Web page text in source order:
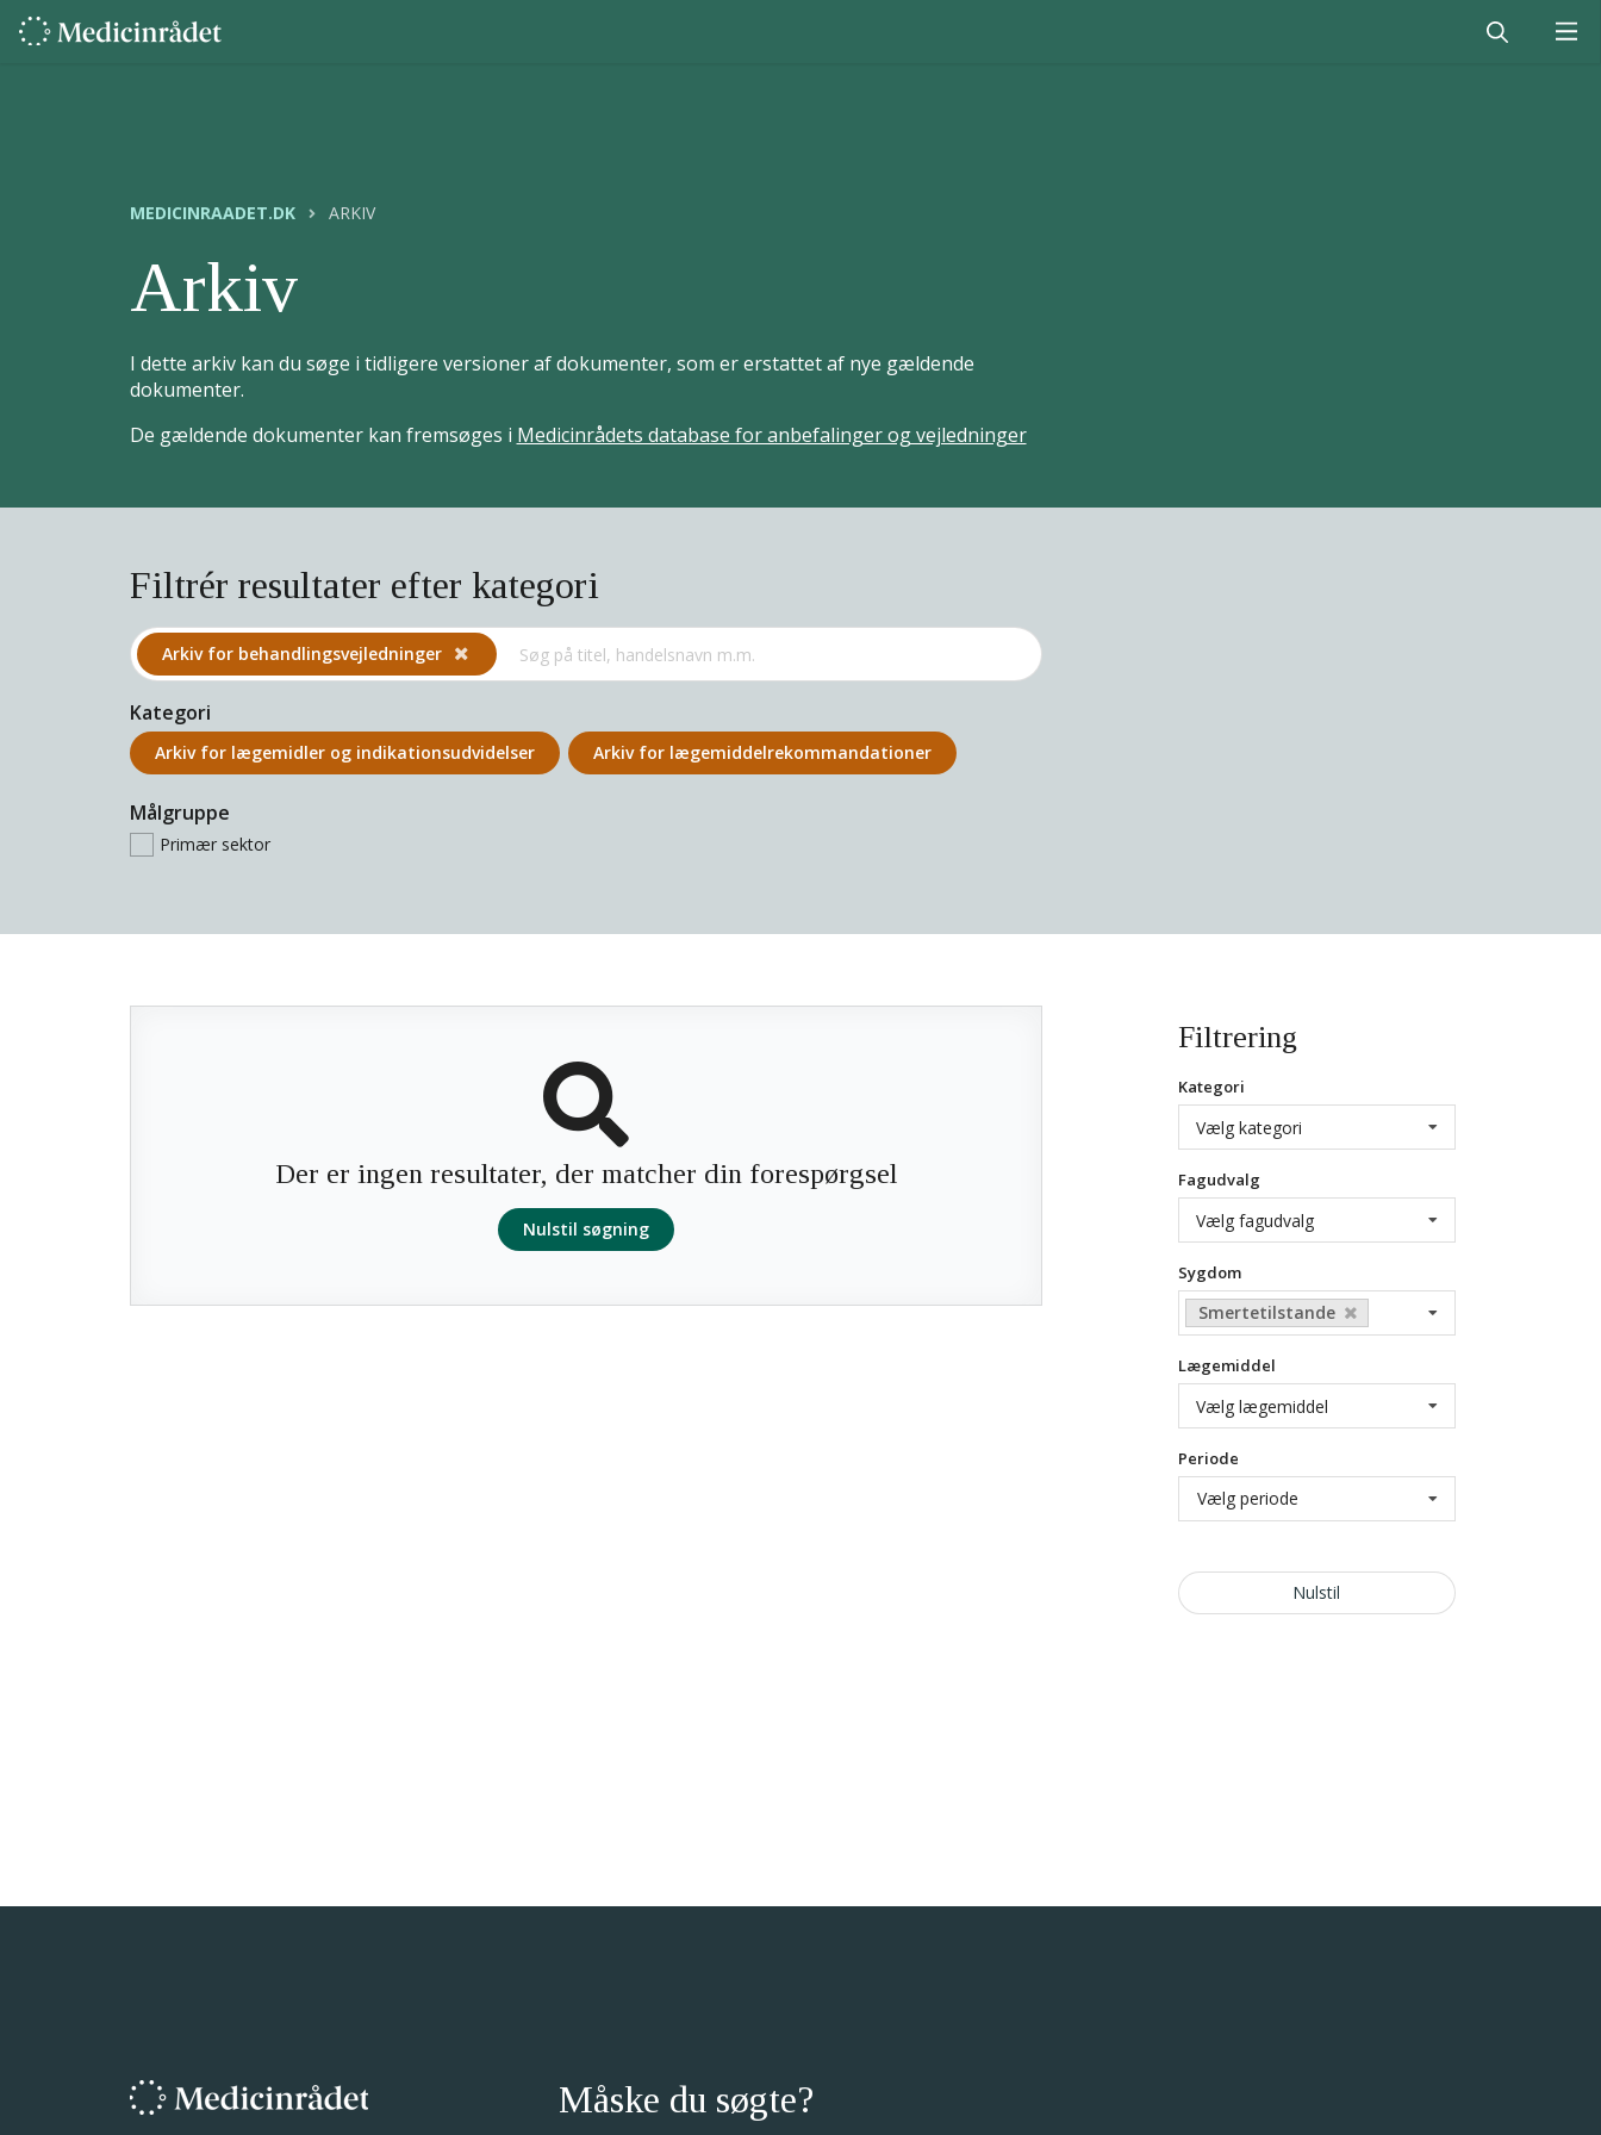
MEDICINRAADET.DK ARKIV
Arkiv
I dette arkiv kan du søge i tidligere versioner af dokumenter, som er erstattet af nye gældende
dokumenter.
De gældende dokumenter kan fremsøges i Medicinrådets database for anbefalinger og vejledninger
Filtrér resultater efter kategori
Arkiv for behandlings­vejledninger
Kategori
Arkiv for lægemidler og indikations­udvidelser Arkiv for lægemiddel­rekommandationer
Målgruppe
Primær sektor
Der er ingen resultater, der matcher din forespørgsel
Nulstil søgning
Filtrering
Kategori
Vælg kategori
Fagudvalg
Vælg fagudvalg
Sygdom
Smertetilstande
Lægemiddel
Vælg lægemiddel
Periode
Vælg periode
Nulstil
Måske du søgte?